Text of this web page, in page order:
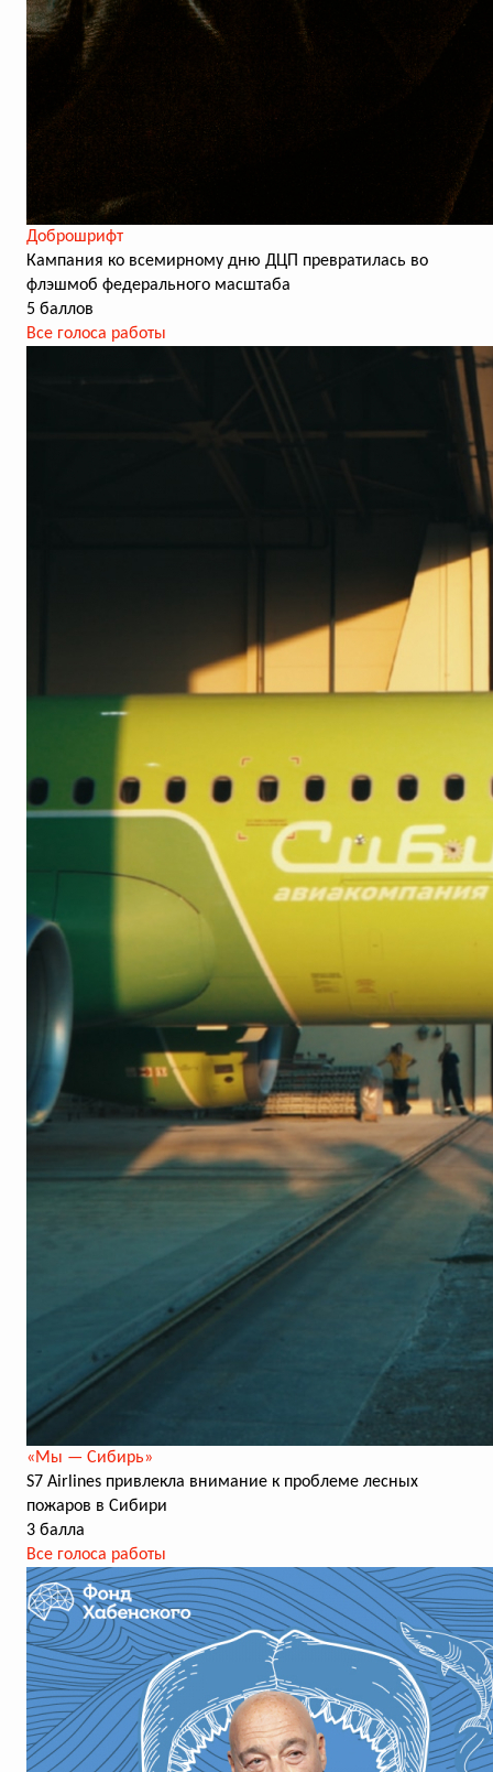
Доброшрифт
Кампания ко всемирному дню ДЦП превратилась во
флэшмоб федерального масштаба
5 баллов
Все голоса работы
«Мы — Сибирь»
S7 Airlines привлекла внимание к проблеме лесных
пожаров в Сибири
3 балла
Все голоса работы